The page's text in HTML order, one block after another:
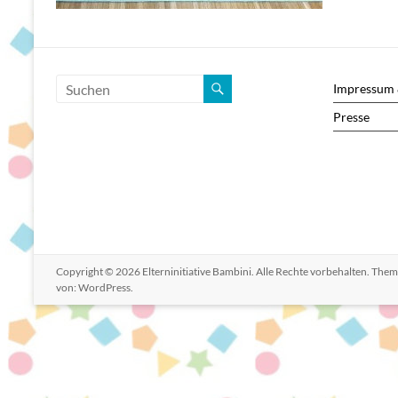
Presse
Copyright © 2026 Elterninitiative Bambini. Alle Rechte vorbehalten.
von: WordPress.